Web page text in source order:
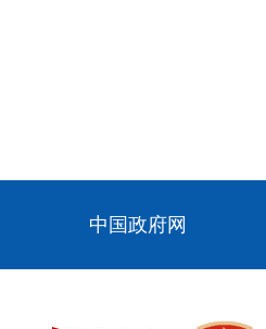
中国政府网